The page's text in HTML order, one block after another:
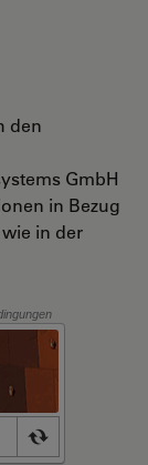
den
GmbH
in Bezug
in der